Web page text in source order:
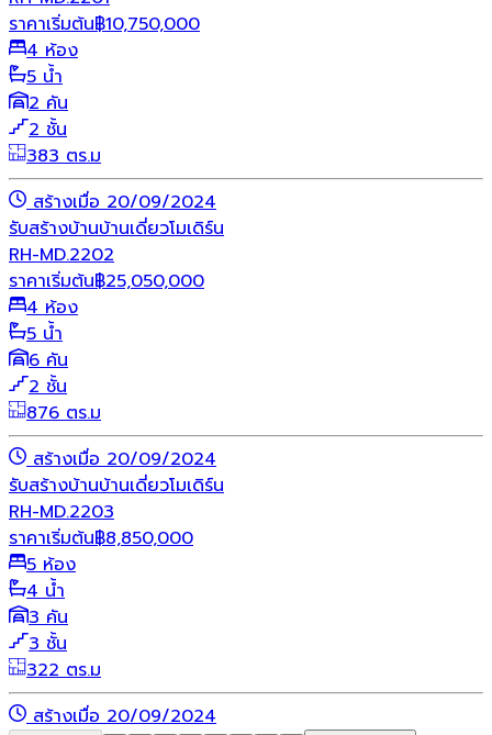
ราคาเริ่มต้น฿10,750,000
4 ห้อง
5 น้ำ
2 คัน
2 ชั้น
383 ตร.ม
สร้างเมื่อ 20/09/2024
รับสร้างบ้านบ้านเดี่ยวโมเดิร์น
RH-MD.2202
ราคาเริ่มต้น฿25,050,000
4 ห้อง
5 น้ำ
6 คัน
2 ชั้น
876 ตร.ม
สร้างเมื่อ 20/09/2024
รับสร้างบ้านบ้านเดี่ยวโมเดิร์น
RH-MD.2203
ราคาเริ่มต้น฿8,850,000
5 ห้อง
4 น้ำ
3 คัน
3 ชั้น
322 ตร.ม
สร้างเมื่อ 20/09/2024